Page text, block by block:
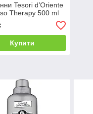
Tesori d’Oriente
Therapy 500 ml
Купити